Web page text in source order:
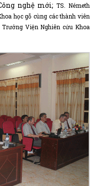
nghệ mới; TS. Németh
học gỗ cùng các thành viên
Trưởng Viện Nghiên cứu Khoa